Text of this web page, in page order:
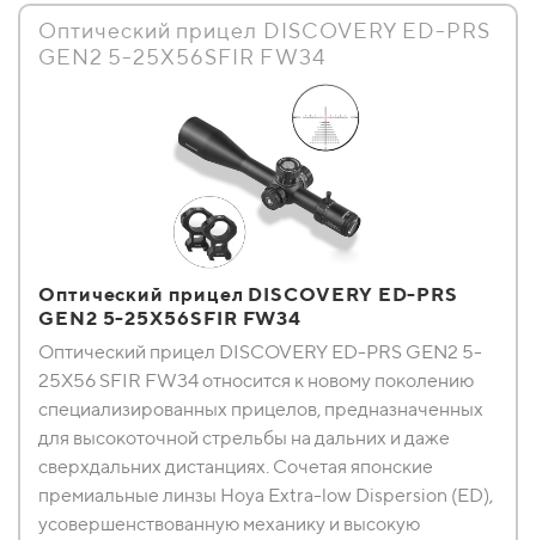
Оптический прицел DISCOVERY ED-PRS
GEN2 5-25X56SFIR FW34
Оптический прицел DISCOVERY ED-PRS
GEN2 5-25X56SFIR FW34
Оптический прицел DISCOVERY ED-PRS GEN2 5-
25X56 SFIR FW34 относится к новому поколению
специализированных прицелов, предназначенных
для высокоточной стрельбы на дальних и даже
сверхдальних дистанциях. Сочетая японские
премиальные линзы Hoya Extra-low Dispersion (ED),
усовершенствованную механику и высокую